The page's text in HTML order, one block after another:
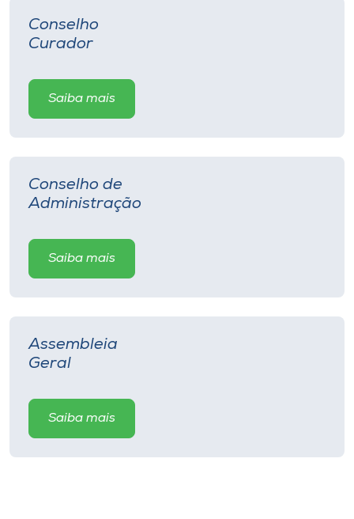
I.nova
Diplomados
CPA
Editora
Rádio
Museu
Unoesc
Store
Conselho
Curador
Saiba mais
Conselho de
Administração
Saiba mais
Assembleia
Geral
Saiba mais